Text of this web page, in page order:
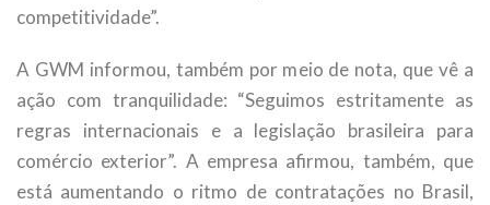
competitividade”.
A GWM informou, também por meio de nota, que vê a
ação com tranquilidade: “Seguimos estritamente as
regras internacionais e a legislação brasileira para
comércio exterior”. A empresa afirmou, também, que
está aumentando o ritmo de contratações no Brasil,